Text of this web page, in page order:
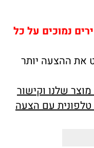
נמוכים על כל
את ההצעה יותר
שלנו וקישור
עם הצעה